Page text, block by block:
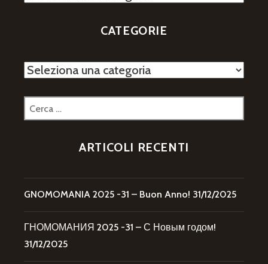
CATEGORIE
Categorie
Ricerca
per:
ARTICOLI RECENTI
GNOMOMANIA 2025 -31 – Buon Anno! 31/12/2025
ГНОМОМАНИЯ 2025 -31 – С Новым годом!
31/12/2025